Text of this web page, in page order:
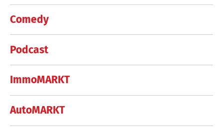
Comedy
Podcast
ImmoMARKT
AutoMARKT